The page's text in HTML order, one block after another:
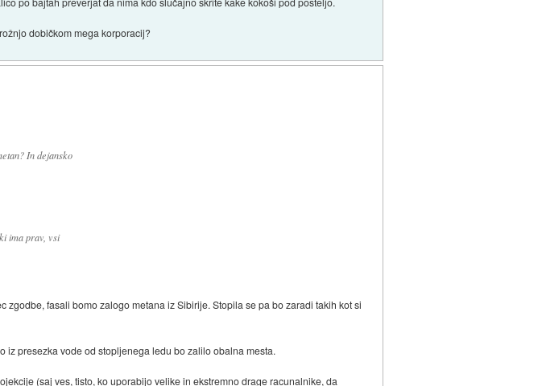
dobičkom mega korporacij?
In dejansko
ima prav, vsi
fasali bomo zalogo metana iz Sibirije. Stopila se pa bo zaradi takih kot si
presezka vode od stopljenega ledu bo zalilo obalna mesta.
(saj ves, tisto, ko uporabijo velike in ekstremno drage racunalnike, da